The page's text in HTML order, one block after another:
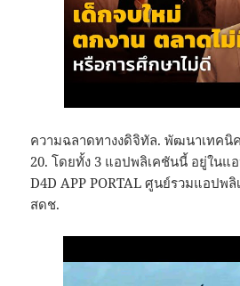
ความฉลาดทางงดิจิทัล. พัฒนาเทคนิ
20. โดยทั้ง 3 แอปพลิเคชันนี้ อยู่ในแ
D4D APP PORTAL ศูนย์รวมแอปพ
สดช.